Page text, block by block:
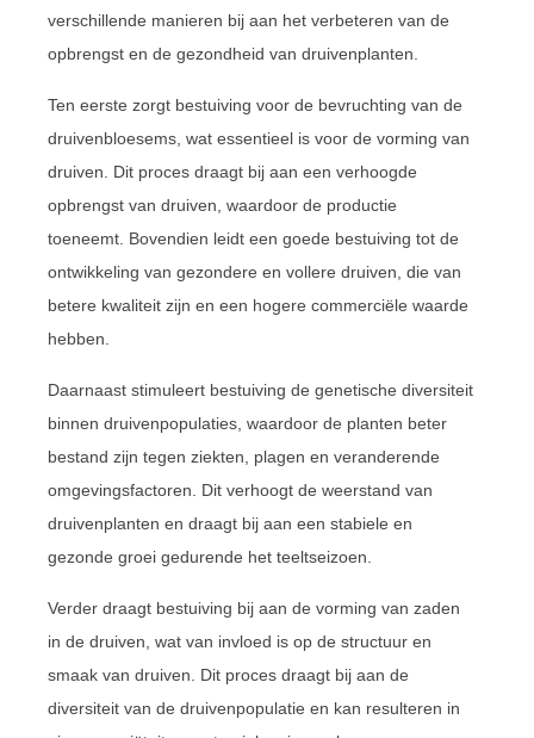
verschillende manieren bij aan het verbeteren van de
opbrengst en de gezondheid van druivenplanten.
Ten eerste zorgt bestuiving voor de bevruchting van de
druivenbloesems, wat essentieel is voor de vorming van
druiven. Dit proces draagt bij aan een verhoogde
opbrengst van druiven, waardoor de productie
toeneemt. Bovendien leidt een goede bestuiving tot de
ontwikkeling van gezondere en vollere druiven, die van
betere kwaliteit zijn en een hogere commerciële waarde
hebben.
Daarnaast stimuleert bestuiving de genetische diversiteit
binnen druivenpopulaties, waardoor de planten beter
bestand zijn tegen ziekten, plagen en veranderende
omgevingsfactoren. Dit verhoogt de weerstand van
druivenplanten en draagt bij aan een stabiele en
gezonde groei gedurende het teeltseizoen.
Verder draagt bestuiving bij aan de vorming van zaden
in de druiven, wat van invloed is op de structuur en
smaak van druiven. Dit proces draagt bij aan de
diversiteit van de druivenpopulatie en kan resulteren in